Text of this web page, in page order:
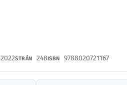
2022STRÁN 248ISBN 9788020721167